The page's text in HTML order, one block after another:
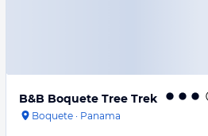
B&B Boquete Tree Trek
Boquete · Panama